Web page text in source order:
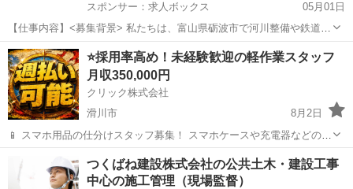
スポンサー：求人ボックス
05月01日
【仕事内容】<募集背景> 私たちは、富山県砺波市で河川整備や鉄道、
水力発電所などの近代化事業が進められていた時代に「山崎班」とし
て誕生しました。 以来、「つくる」「築く」「建てる」という確かな
技術を磨き続け、地域に根ざしたインフラ...
正社員
⭐採用率高め！未経験歓迎の軽作業スタッフ
月収350,000円
クリック株式会社
滑川市
8月2日
📱 スマホ用品の仕分けスタッフ募集！ スマホケースや充電器などの仕
分け・検品を行うシンプルなお仕事です♪
━━━━━━━━━━━━━━━━ 📲 ご応募はこちら（24時間受付
中） https://lin.ee/...
その他 未経験
つくばね建設株式会社の公共土木・建設工事
中心の施工管理（現場監督）